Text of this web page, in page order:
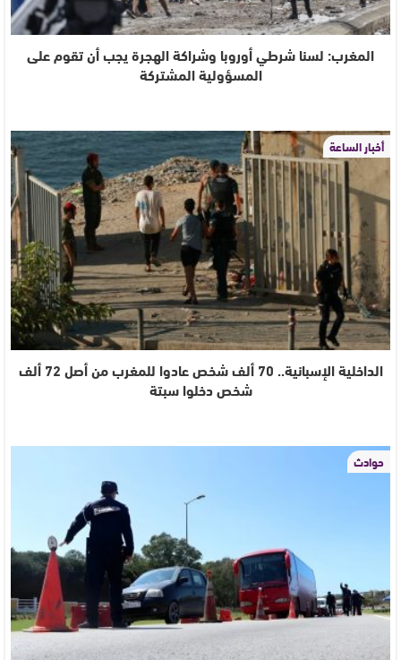
المغرب: لسنا شرطي أوروبا وشراكة الهجرة يجب أن تقوم على
المسؤولية المشتركة
أخبار الساعة
الداخلية الإسبانية.. 70 ألف شخص عادوا للمغرب من أصل 72 ألف
شخص دخلوا سبتة
حوادث